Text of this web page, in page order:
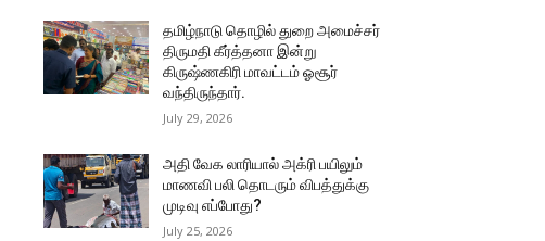
தமிழ்நாடு தொழில் துறை அமைச்சர்
திருமதி கீர்த்தனா இன்று
கிருஷ்ணகிரி மாவட்டம் ஓசூர்
வந்திருந்தார்.
July 29, 2026
அதி வேக லாரியால் அக்ரி பயிலும்
மாணவி பலி தொடரும் விபத்துக்கு
முடிவு எப்போது?
July 25, 2026